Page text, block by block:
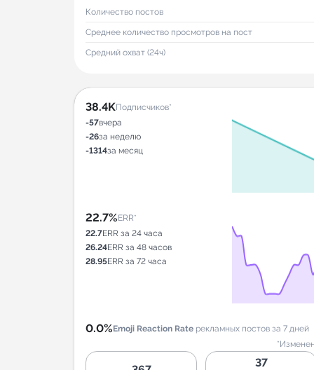
Количество постов
Среднее количество просмотров на пост
Средний охват (24ч)
38.4KПодписчиков*
-57вчера
-26за неделю
-1314за месяц
22.7%ERR*
22.7ERR за 24 часа
26.24ERR за 48 часов
28.95ERR за 72 часа
0.0%Emoji Reaction Rate рекламных постов за 7 дней
37